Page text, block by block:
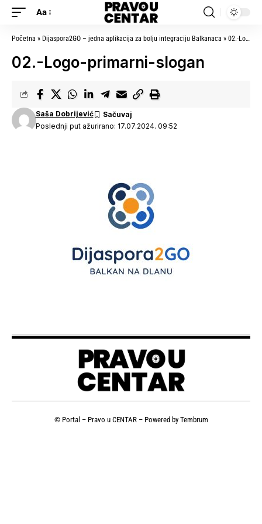
Aa
Početna » Dijaspora2GO – jedna aplikacija za bolju integraciju Balkanaca » 02.-Logo-primarni-slogan
02.-Logo-primarni-slogan
Poslednji put ažurirano: 17.07.2024. 09:52
Saša Dobrijević
© Portal – Pravo u CENTAR – Powered by Tembrum